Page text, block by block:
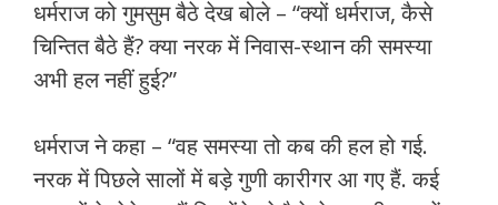
धर्मराज को गुमसुम बैठे देख बोले – “क्यों धर्मराज, कैसे
चिन्तित बैठे हैं? क्या नरक में निवास-स्थान की समस्या
अभी हल नहीं हुई?”
धर्मराज ने कहा – “वह समस्या तो कब की हल हो गई.
नरक में पिछले सालों में बड़े गुणी कारीगर आ गए हैं. कई